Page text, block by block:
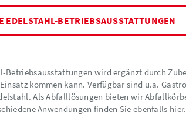
EDELSTAHL-BETRIEBSAUSSTATTUNGEN
Betriebsausstattungen wird ergänzt durch
kommen kann. Verfügbar sind u.a.
Als Abfalllösungen bieten wir
Anwendungen finden Sie ebenfalls hier.